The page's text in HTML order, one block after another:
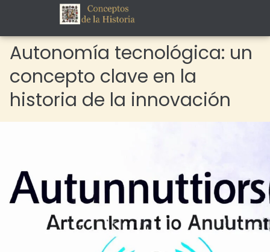
Autonomía tecnológica: un
concepto clave en la
historia de la innovación